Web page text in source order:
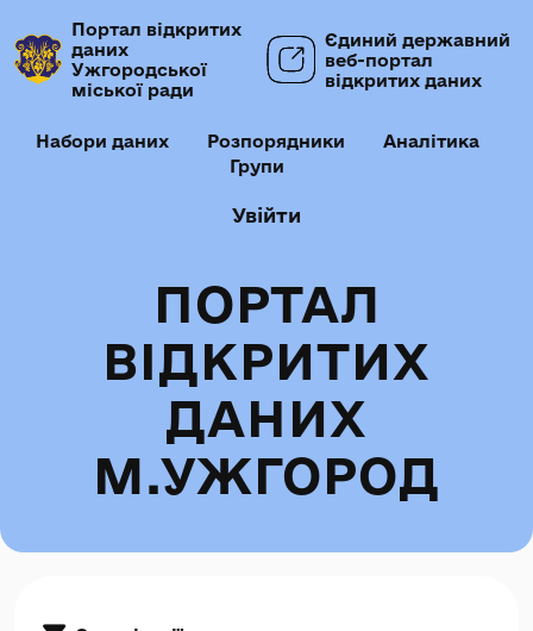
Портал відкритих
даних
Ужгородської
міської ради
Єдиний державний
веб-портал
відкритих даних
Набори даних Розпорядники
Аналітика
Групи
Увійти
ПОРТАЛ
ВІДКРИТИХ
ДАНИХ
М.УЖГОРОД